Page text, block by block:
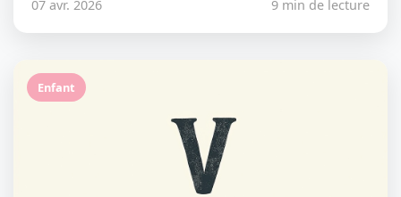
07 avr. 2026 9 min de lecture
Enfant